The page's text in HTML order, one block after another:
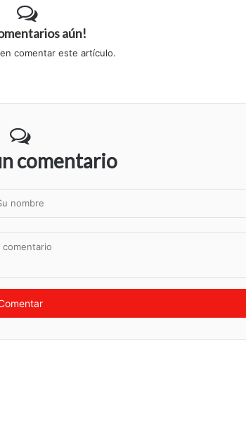
aún!
comentar este artículo.
comentario